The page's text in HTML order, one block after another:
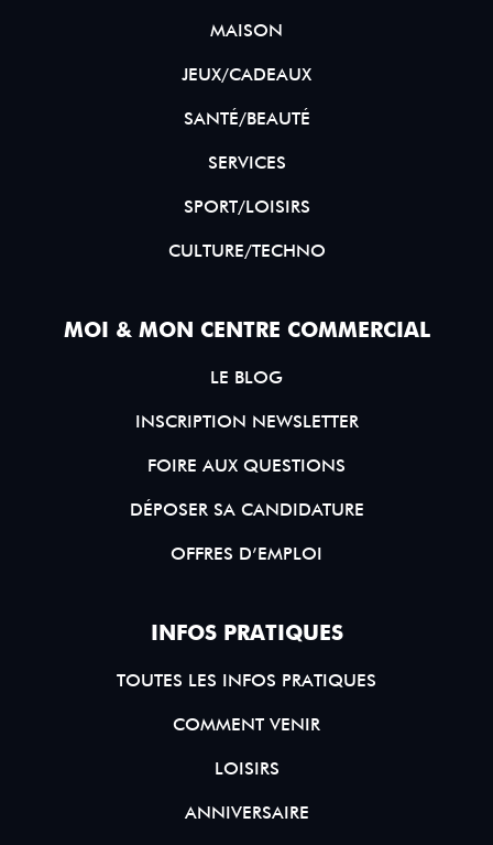
MAISON
JEUX/CADEAUX
SANTÉ/BEAUTÉ
SERVICES
SPORT/LOISIRS
CULTURE/TECHNO
MOI & MON CENTRE COMMERCIAL
LE BLOG
INSCRIPTION NEWSLETTER
FOIRE AUX QUESTIONS
DÉPOSER SA CANDIDATURE
OFFRES D’EMPLOI
INFOS PRATIQUES
TOUTES LES INFOS PRATIQUES
COMMENT VENIR
LOISIRS
ANNIVERSAIRE